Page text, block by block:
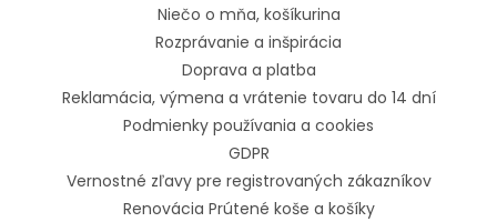
Niečo o mňa, košíkurina
Rozprávanie a inšpirácia
Doprava a platba
Reklamácia, výmena a vrátenie tovaru do 14 dní
Podmienky používania a cookies
GDPR
Vernostné zľavy pre registrovaných zákazníkov
Renovácia Prútené koše a košíky